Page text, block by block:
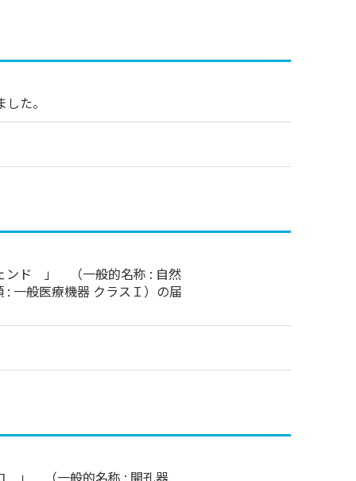
た。
ンド 」 （一般的名称 : 自然
一般医療機器 クラスＩ）の届
」 （一般的名称 : 開孔器